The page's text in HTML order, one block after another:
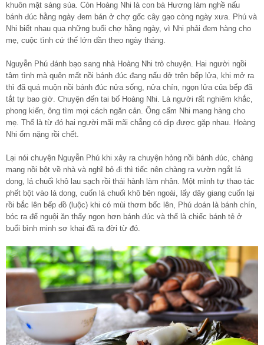
khuôn mặt sáng sủa. Còn Hoàng Nhi là con bà Hương làm nghề nấu
bánh đúc hằng ngày đem bán ở chợ gốc cây gạo còng ngày xưa. Phú và
Nhi biết nhau qua những buổi chợ hằng ngày, vì Nhi phải đem hàng cho
mẹ, cuộc tình cứ thế lớn dần theo ngày tháng.
Nguyễn Phú đánh bạo sang nhà Hoàng Nhi trò chuyện. Hai người ngồi
tâm tình mà quên mất nồi bánh đúc đang nấu dở trên bếp lửa, khi mở ra
thì đã quá muộn nồi bánh đúc nửa sống, nửa chín, ngọn lửa của bếp đã
tắt tự bao giờ. Chuyện đến tai bố Hoàng Nhi. Là người rất nghiêm khắc,
phong kiến, ông tìm mọi cách ngăn cản. Ông cấm Nhi mang hàng cho
mẹ. Thế là từ đó hai người mãi mãi chẳng có dịp được gặp nhau. Hoàng
Nhi ốm nặng rồi chết.
Lại nói chuyện Nguyễn Phú khi xảy ra chuyện hỏng nồi bánh đúc, chàng
mang nồi bột về nhà và nghĩ bỏ đi thì tiếc nên chàng ra vườn ngắt lá
dong, lá chuối khô lau sạch rồi thái hành làm nhân. Một mình tự thao tác
phết bột vào lá dong, cuốn lá chuối khô bên ngoài, lấy dây giang cuốn lại
rồi bắc lên bếp đồ (luộc) khi có mùi thơm bốc lên, Phú đoán là bánh chín,
bóc ra để nguội ăn thấy ngon hơn bánh đúc và thế là chiếc bánh tẻ ở
buổi bình minh sơ khai đã ra đời từ đó.